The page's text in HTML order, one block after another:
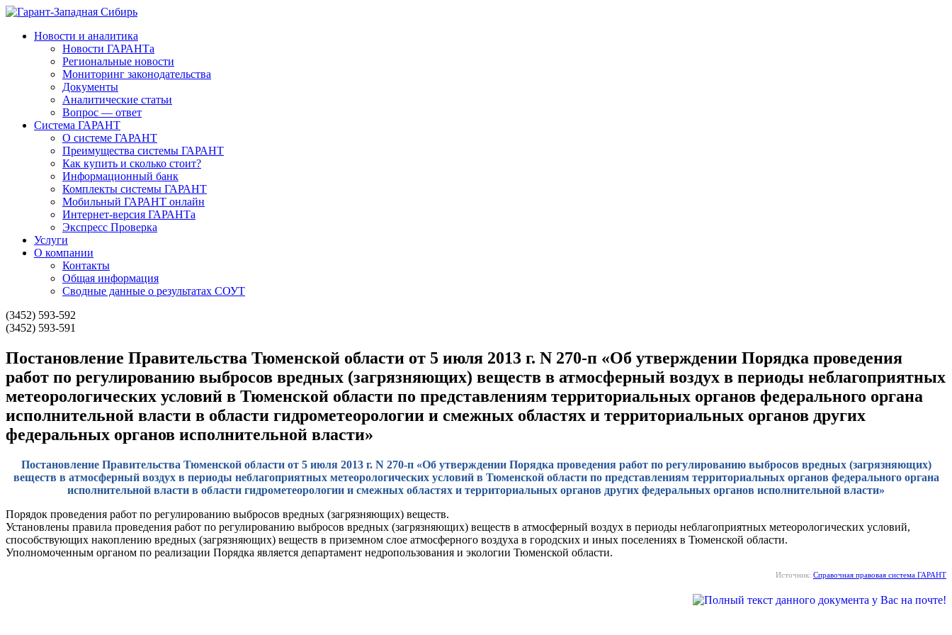
Новости и аналитика
Новости ГАРАНТа
Региональные новости
Мониторинг законодательства
Документы
Аналитические статьи
Вопрос — ответ
Система ГАРАНТ
О системе ГАРАНТ
Преимущества системы ГАРАНТ
Как купить и сколько стоит?
Информационный банк
Комплекты системы ГАРАНТ
Мобильный ГАРАНТ онлайн
Интернет-версия ГАРАНТа
Экспресс Проверка
Услуги
О компании
Контакты
Общая информация
Сводные данные о результатах СОУТ
(3452) 593-592
(3452) 593-591
Постановление Правительства Тюменской области от 5 июля 2013 г. N 270-п «Об утверждении Порядка проведения
работ по регулированию выбросов вредных (загрязняющих) веществ в атмосферный воздух в периоды неблагоприятных
метеорологических условий в Тюменской области по представлениям территориальных органов федерального органа
исполнительной власти в области гидрометеорологии и смежных областях и территориальных органов других
федеральных органов исполнительной власти»
Постановление Правительства Тюменской области от 5 июля 2013 г. N 270-п «Об утверждении Порядка проведения работ по регулированию выбросов вредных (загрязняющих)
веществ в атмосферный воздух в периоды неблагоприятных метеорологических условий в Тюменской области по представлениям территориальных органов федерального органа
исполнительной власти в области гидрометеорологии и смежных областях и территориальных органов других федеральных органов исполнительной власти»
Порядок проведения работ по регулированию выбросов вредных (загрязняющих) веществ.
Установлены правила проведения работ по регулированию выбросов вредных (загрязняющих) веществ в атмосферный воздух в периоды неблагоприятных метеорологических условий,
способствующих накоплению вредных (загрязняющих) веществ в приземном слое атмосферного воздуха в городских и иных поселениях в Тюменской области.
Уполномоченным органом по реализации Порядка является департамент недропользования и экологии Тюменской области.
Источник: Справочная правовая система ГАРАНТ